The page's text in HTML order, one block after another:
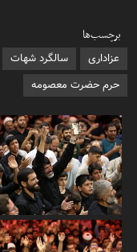
برچسب‌ها
عزاداری سالگرد شهات
حرم حضرت معصومه